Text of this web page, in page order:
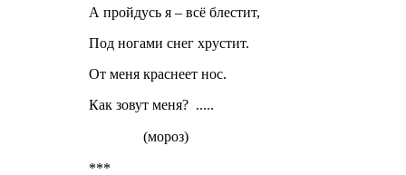
А пройдусь я – всё блестит,
Под ногами снег хрустит.
От меня краснеет нос.
Как зовут меня? .....
(мороз)
***